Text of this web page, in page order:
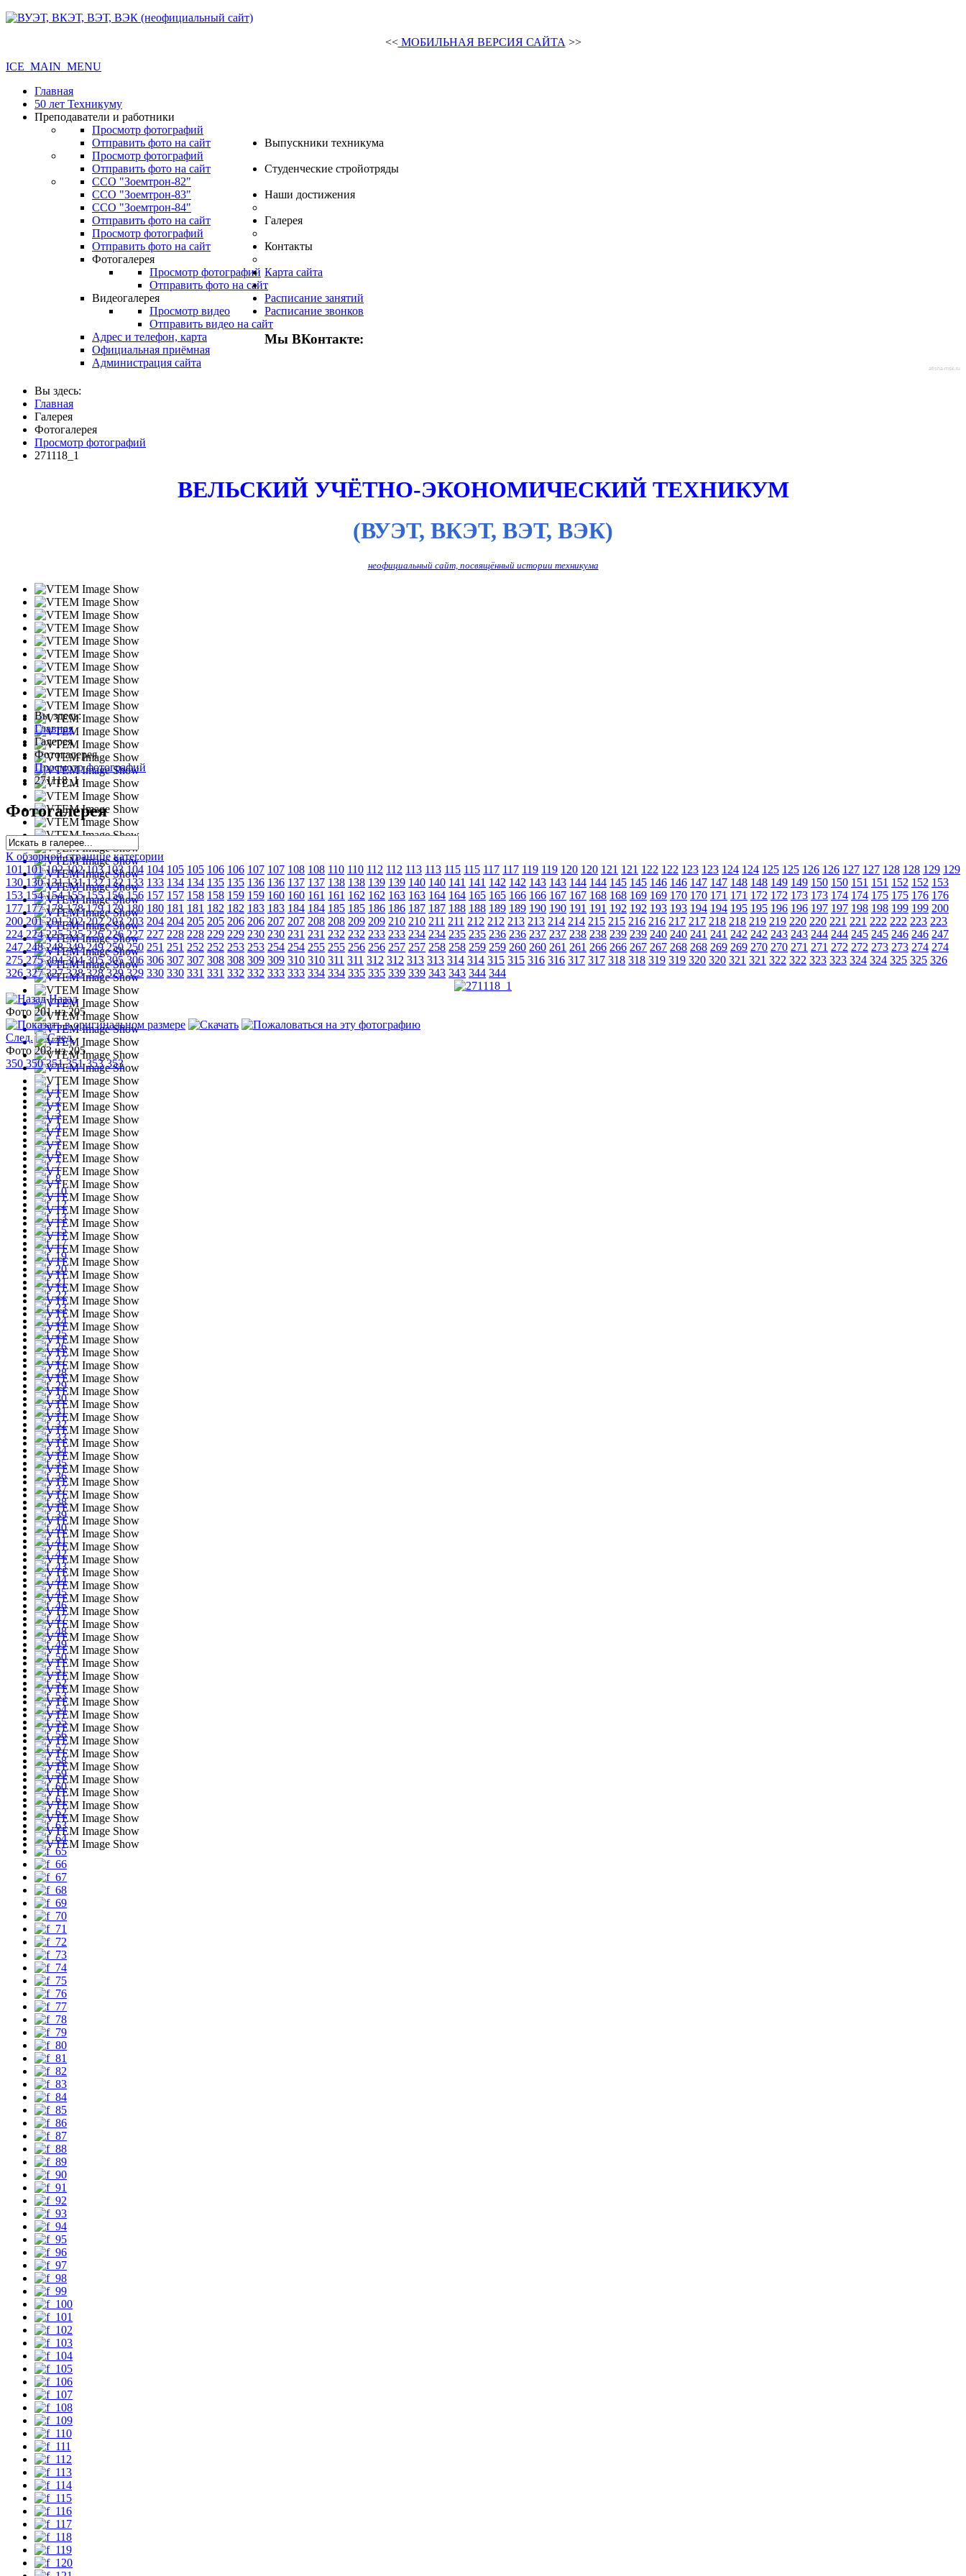
<<МОБИЛЬНАЯ ВЕРСИЯ САЙТА >>
ICE_MAIN_MENU
Главная
50 лет Техникуму
Преподаватели и работники
Просмотр фотографий
Отправить фото на сайт
Выпускники техникума
Просмотр фотографий
Отправить фото на сайт
Студенческие стройотряды
ССО "Зоемтрон-82"
ССО "Зоемтрон-83"
ССО "Зоемтрон-84"
Отправить фото на сайт
Наши достижения
Просмотр фотографий
Отправить фото на сайт
Галерея
Фотогалерея
Просмотр фотографий
Отправить фото на сайт
Видеогалерея
Просмотр видео
Отправить видео на сайт
Контакты
Адрес и телефон, карта
Официальная приёмная
Администрация сайта
Карта сайта
.
Расписание занятий
Расписание звонков
Мы ВКонтакте:
afisha-msk.ru
Вы здесь:
Главная
Галерея
Фотогалерея
Просмотр фотографий
271118_1
ВЕЛЬСКИЙ УЧЁТНО-ЭКОНОМИЧЕСКИЙ ТЕХНИКУМ
(ВУЭТ, ВКЭТ, ВЭТ, ВЭК)
неофициальный сайт, посвящённый истории техникума
Вы здесь:
Главная
Галерея
Фотогалерея
Просмотр фотографий
271118_1
Фотогалерея
К обзорной странице категории
101 101 102 102 103 103 104 104 105 105 106 106 107 107 108 108 110 110 112 112 113 113 115 115 117 117 119 119 120 120 121 121 122 122 123 123 124 124 125 125 126 126 127 127 128 128 129 129
130 130 131 131 132 132 133 133 134 134 135 135 136 136 137 137 138 138 139 139 140 140 141 141 142 142 143 143 144 144 145 145 146 146 147 147 148 148 149 149 150 150 151 151 152 152 153
153 154 154 155 155 156 156 157 157 158 158 159 159 160 160 161 161 162 162 163 163 164 164 165 165 166 166 167 167 168 168 169 169 170 170 171 171 172 172 173 173 174 174 175 175 176 176
177 177 178 178 179 179 180 180 181 181 182 182 183 183 184 184 185 185 186 186 187 187 188 188 189 189 190 190 191 191 192 192 193 193 194 194 195 195 196 196 197 197 198 198 199 199 200
200 201 201 202 202 203 203 204 204 205 205 206 206 207 207 208 208 209 209 210 210 211 211 212 212 213 213 214 214 215 215 216 216 217 217 218 218 219 219 220 220 221 221 222 222 223 223
224 224 225 225 226 226 227 227 228 228 229 229 230 230 231 231 232 232 233 233 234 234 235 235 236 236 237 237 238 238 239 239 240 240 241 241 242 242 243 243 244 244 245 245 246 246 247
247 248 248 249 249 250 250 251 251 252 252 253 253 254 254 255 255 256 256 257 257 258 258 259 259 260 260 261 261 266 266 267 267 268 268 269 269 270 270 271 271 272 272 273 273 274 274
275 275 304 304 305 305 306 306 307 307 308 308 309 309 310 310 311 311 312 312 313 313 314 314 315 315 316 316 317 317 318 318 319 319 320 320 321 321 322 322 323 323 324 324 325 325 326
326 327 327 328 328 329 329 330 330 331 331 332 332 333 333 334 334 335 335 339 339 343 343 344 344
Назад
Фото 201 из 205
След.
Фото 203 из 205
350 350 351 351 353 353